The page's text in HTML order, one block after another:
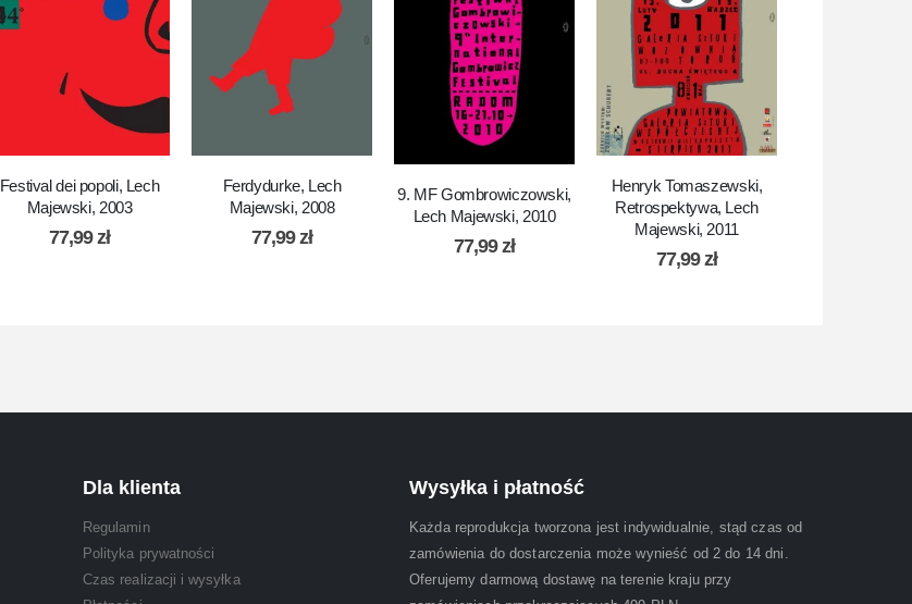
Festival dei popoli, Lech
Majewski, 2003
77,99zł
Ferdydurke, Lech
Majewski, 2008
77,99zł
9. MF Gombrowiczowski,
Lech Majewski, 2010
77,99zł
Henryk Tomaszewski,
Retrospektywa, Lech
Majewski, 2011
77,99zł
Dla klienta
Regulamin
Polityka prywatności
Czas realizacji i wysyłka
Wysyłka i płatność
Każda reprodukcja tworzona jest indywidualnie, stąd czas od
zamówienia do dostarczenia może wynieść od 2 do 14 dni.
Oferujemy darmową dostawę na terenie kraju przy